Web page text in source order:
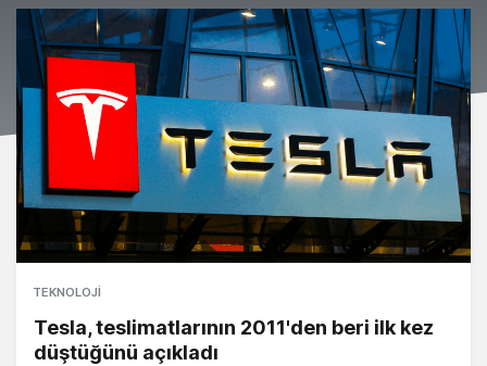
TEKNOLOJI
Tesla, teslimatlarının 2011'den beri ilk kez
düştüğünü açıkladı